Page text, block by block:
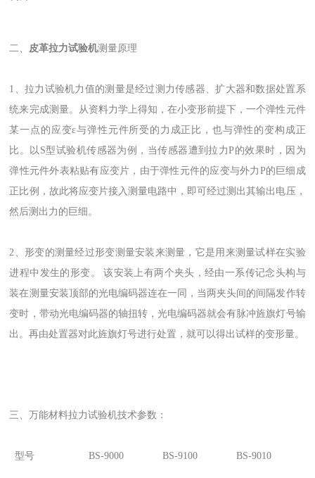
二、 皮革拉力试验机测量原理
1、拉力试验机力值的测量是经过测力传感器、扩大器和数据处置系
统来完成测量。从资料力学上得知，在小变形前提下，一个弹性元件
某一点的应变ε与弹性元件所受的力成正比，也与弹性的变构成正
比。以S型试验机传感器为例，当传感器遭到拉力P的效果时，因为
弹性元件外表粘贴有应变片，由于弹性元件的应变与外力P的巨细成
正比例，故此将应变片接入测量电路中，即可经过测出其输出电压，
然后测出力的巨细。
2、形变的测量经过形变测量安装来测量，它是用来测量试样在实验
进程中发生的形变。 该安装上有两个夹头，经由一系传记念头构与
装在测量安装顶部的光电编码器连在一同，当两夹头间的间隔发作转
变时，带动光电编码器的轴扭转，光电编码器就会有脉冲旌旗灯号输
出。再由处置器对此旌旗灯号进行处置，就可以得出试样的变形量。
三、万能材料拉力试验机技术参数：
型号 BS-9000 BS-9100 BS-9010